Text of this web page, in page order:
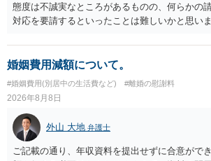
態度は不誠実なところがあるものの、何らかの
対応を要請するといったことは難しいかと思い
婚姻費用減額について。
#婚姻費用(別居中の生活費など) #離婚の慰謝料
2026年8月8日
外山 大地 弁護士
ご記載の通り、年収資料を提出せずに合意がで